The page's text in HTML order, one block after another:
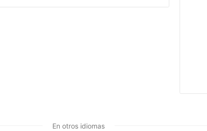
En otros idiomas